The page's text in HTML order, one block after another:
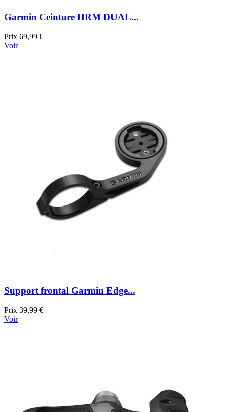
Garmin Ceinture HRM DUAL...
Prix 69,99 €
Voir
Support frontal Garmin Edge...
Prix 39,99 €
Voir